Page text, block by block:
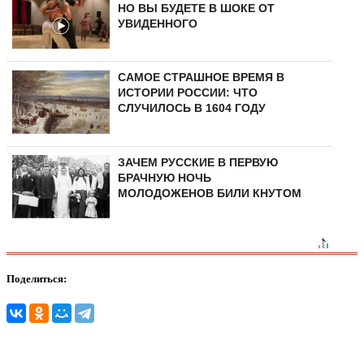
НО ВЫ БУДЕТЕ В ШОКЕ ОТ
УВИДЕННОГО
САМОЕ СТРАШНОЕ ВРЕМЯ В
ИСТОРИИ РОССИИ: ЧТО
СЛУЧИЛОСЬ В 1604 ГОДУ
ЗАЧЕМ РУССКИЕ В ПЕРВУЮ
БРАЧНУЮ НОЧЬ
МОЛОДОЖЕНОВ БИЛИ КНУТОМ
Поделиться: